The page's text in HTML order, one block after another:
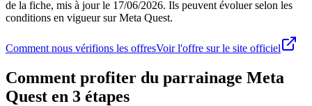
de la fiche, mis à jour le 17/06/2026. Ils peuvent évoluer selon les
conditions en vigueur surMeta Quest.
Comment nous vérifions les offresVoir l'offre sur le site officiel
Comment profiter du parrainage Meta
Quest en 3 étapes